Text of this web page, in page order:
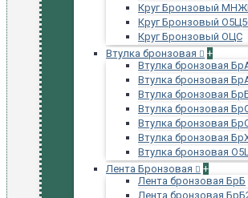
Круг Бронзовый
Круг Бронзовый
Круг Бронзовый ОЦС
Втулка бронзовая
+
Втулка бронзовая
Втулка бронзовая
Втулка бронзовая
Втулка бронзовая
Втулка бронзовая
Втулка бронзовая
Втулка бронзовая
Лента Бронзовая
+
Лента бронзовая БрБ
Лента бронзовая